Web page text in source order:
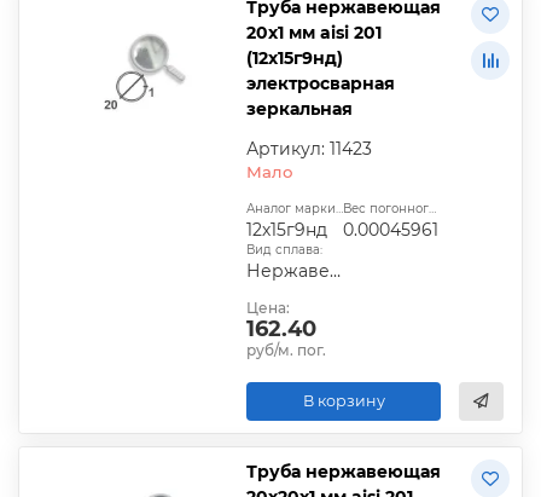
Труба нержавеющая
20х1 мм aisi 201
(12х15г9нд)
электросварная
зеркальная
Артикул: 11423
Мало
Аналог марки стали:
12х15г9нд
Вес погонного метра, т.:
0.00045961
Вид сплава:
Нержавеющая сталь
Цена:
162.40
руб/м. пог.
В корзину
Труба нержавеющая